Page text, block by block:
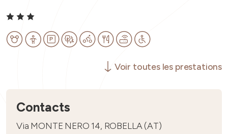
Voir toutes les prestations
Contacts
Via MONTE NERO 14, ROBELLA (AT)